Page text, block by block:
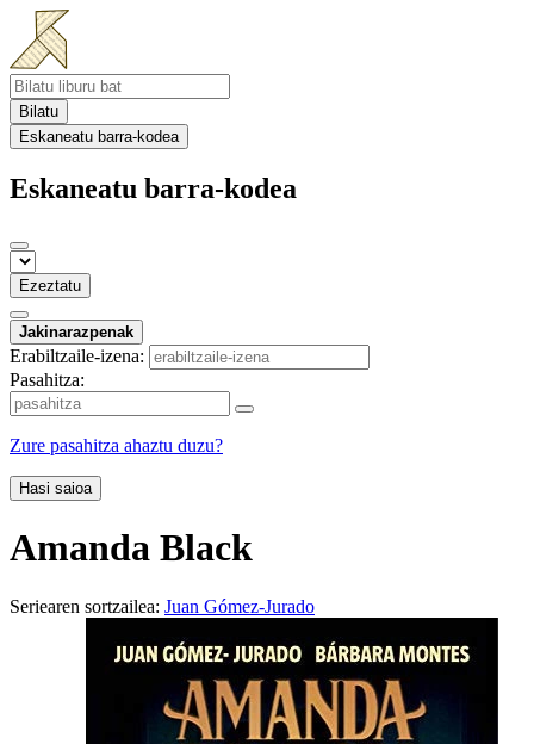
Bilatu
Eskaneatu barra-kodea
Eskaneatu barra-kodea
Ezeztatu
Jakinarazpenak
Erabiltzaile-izena:
Pasahitza:
Zure pasahitza ahaztu duzu?
Hasi saioa
Amanda Black
Seriearen sortzailea: Juan Gómez-Jurado